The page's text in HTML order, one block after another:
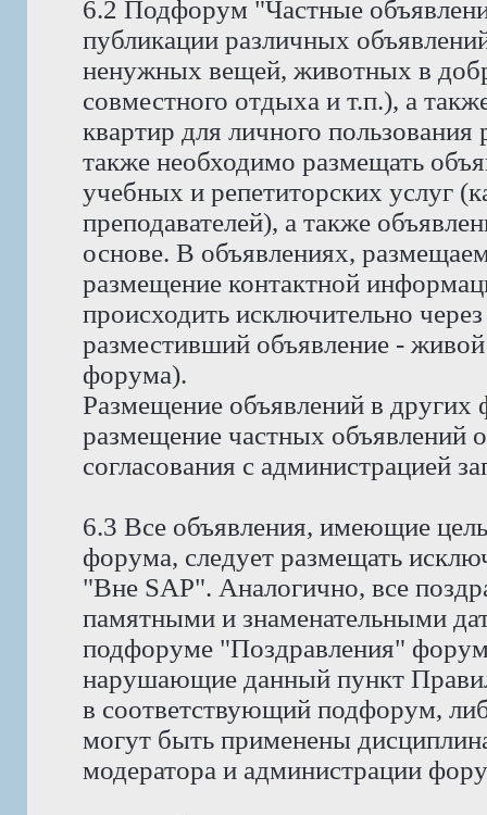
6.2 Подфорум "Частные
публикации различных
ненужных вещей, животных в
совместного отдыха и т.п.), а
квартир для личного
также необходимо размещать
учебных и репетиторских услуг
преподавателей), а также
основе. В объявлениях,
размещение контактной
происходить исключительно
разместивший объявление -
форума).
Размещение объявлений в
размещение частных объявлений
согласования с администрацией
6.3 Все объявления, имеющие
форума, следует размещать
"Вне SAP". Аналогично, все
памятными и знаменательными
подфоруме "Поздравления"
нарушающие данный пункт
в соответствующий подфорум,
могут быть применены
модератора и администрации